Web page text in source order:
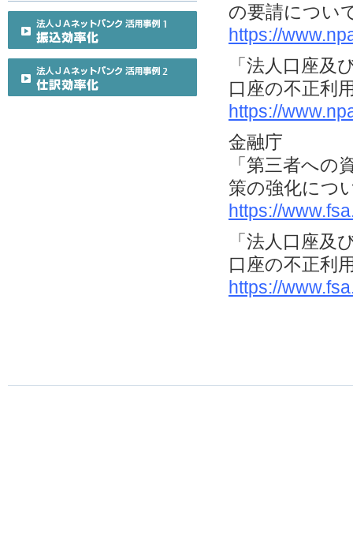
の要請につい
https://
「法人口座
口座の不正利
https://
金融庁
「第三者への
策の強化につ
https://
「法人口座
口座の不正利
https://